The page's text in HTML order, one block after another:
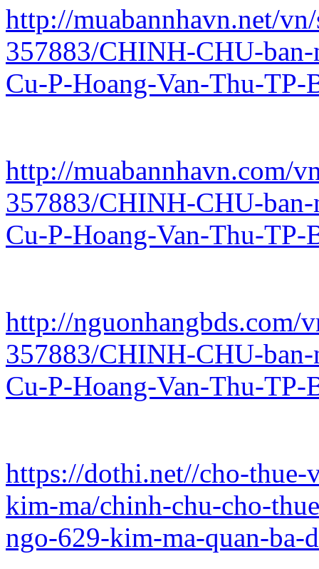
http://muabannhavn.net/
357883/CHINH-CHU-
Cu-P-Hoang-Van-Thu-TP-
http://muabannhavn.com/
357883/CHINH-CHU-
Cu-P-Hoang-Van-Thu-TP-
http://nguonhangbds.com/
357883/CHINH-CHU-
Cu-P-Hoang-Van-Thu-TP-
https://dothi.net//cho-thue-
kim-ma/chinh-chu-cho-
ngo-629-kim-ma-quan-